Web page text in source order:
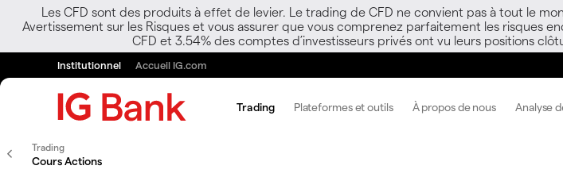
Les CFD sont des produits à effet de levier. Le trading de CFD ne convient pas à tout le
Avertissement sur les Risques et vous assurer que vous comprenez parfaitement les risques
CFD et 3.54% des comptes d’investisseurs privés ont vu leurs positions
Institutionnel Accueil IG.com
Trading Plateformes et outils À propos de nous Analyse
Trading
Cours Actions